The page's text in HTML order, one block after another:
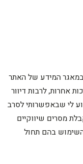
המידע של האתר
אחרות, לרבות דיוור
לי שבאפשרותי לסרב
מסרים שיווקיים
בהם תחול